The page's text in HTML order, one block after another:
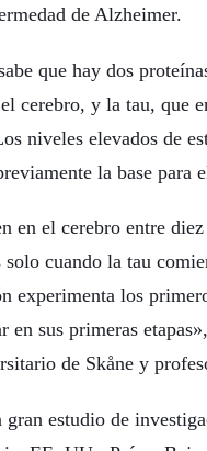
de Alzheimer.
que hay dos
cerebro, y la tau, que
niveles elevados de
la base para
en el cerebro entre
cuando la tau
experimenta los
sus primeras
de Skåne y
estudio de